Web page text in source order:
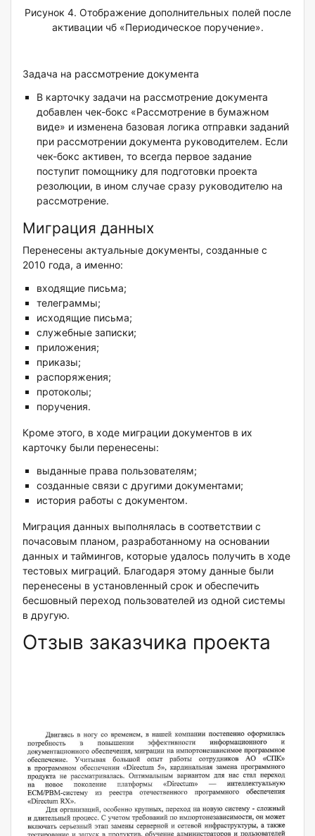
Рисунок 4. Отображение дополнительных полей после
активации чб «Периодическое поручение».
Задача на рассмотрение документа
В карточку задачи на рассмотрение документа
добавлен чек-бокс «Рассмотрение в бумажном
виде» и изменена базовая логика отправки заданий
при рассмотрении документа руководителем. Если
чек-бокс активен, то всегда первое задание
поступит помощнику для подготовки проекта
резолюции, в ином случае сразу руководителю на
рассмотрение.
Миграция данных
Перенесены актуальные документы, созданные с
2010 года, а именно:
входящие письма;
телеграммы;
исходящие письма;
служебные записки;
приложения;
приказы;
распоряжения;
протоколы;
поручения.
Кроме этого, в ходе миграции документов в их
карточку были перенесены:
выданные права пользователям;
созданные связи с другими документами;
история работы с документом.
Миграция данных выполнялась в соответствии с
почасовым планом, разработанному на основании
данных и таймингов, которые удалось получить в ходе
тестовых миграций. Благодаря этому данные были
перенесены в установленный срок и обеспечить
бесшовный переход пользователей из одной системы
в другую.
Отзыв заказчика проекта